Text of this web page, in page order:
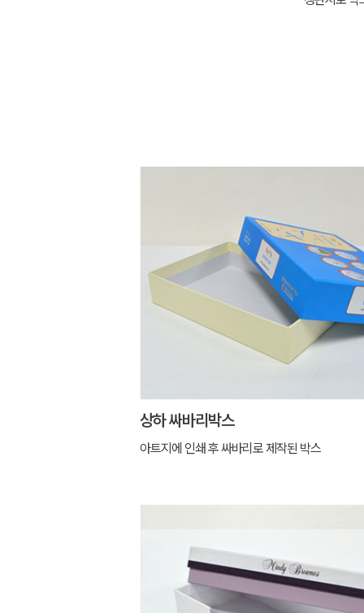
상하 싸바리박스
아트지에 인쇄 후 싸바리로 제작된 박스